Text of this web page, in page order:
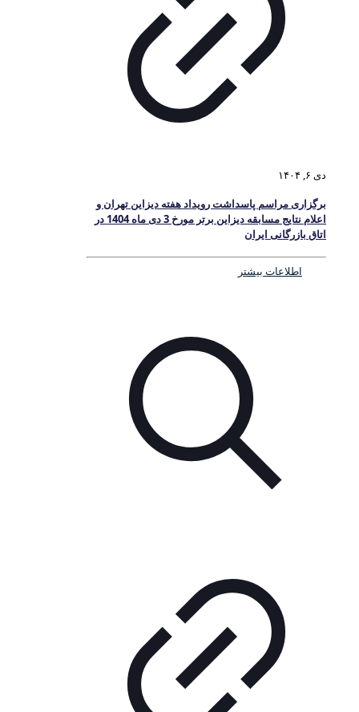
دی ۶, ۱۴۰۴
برگزاری مراسم پاسداشت رویداد هفته دیزاین تهران و
اعلام نتایج مسابقه دیزاین برتر مورخ 3 دی ماه 1404 در
اتاق بازرگانی ایران
اطلاعات بیشتر